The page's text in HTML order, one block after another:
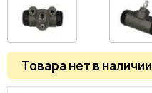
Товара нет в наличии